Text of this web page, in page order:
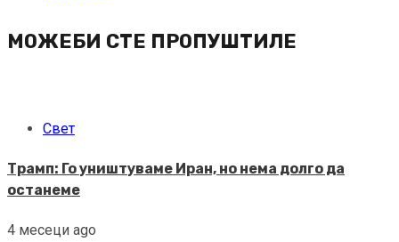
МОЖЕБИ СТЕ ПРОПУШТИЛЕ
Свет
Трамп: Го уништуваме Иран, но нема долго да
останеме
4 месеци ago